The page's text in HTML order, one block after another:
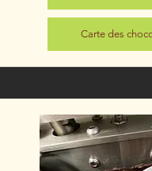
Carte des